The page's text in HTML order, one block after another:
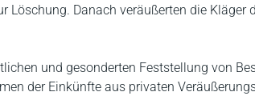
Löschung. Danach veräußerten die
und gesonderten Feststellung von
der Einkünfte aus privaten